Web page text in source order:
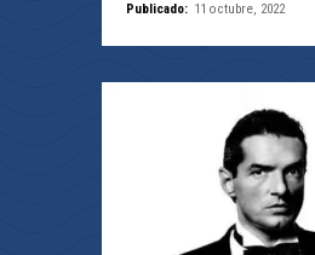
Publicado: 11 octubre, 2022